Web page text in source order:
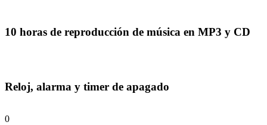
10 horas de reproducción de música en MP3 y CD
Reloj, alarma y timer de apagado
0